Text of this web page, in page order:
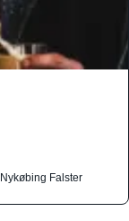
Nykøbing Falster